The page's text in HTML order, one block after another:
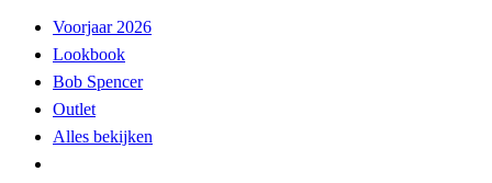
Voorjaar 2026
Lookbook
Bob Spencer
Outlet
Alles bekijken